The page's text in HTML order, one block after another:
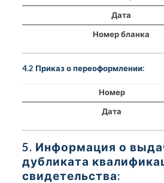
Дата
Номер бланка
4.2 Приказ о переоформлении:
Номер
Дата
5. Информация о
дубликата
свидетельства: